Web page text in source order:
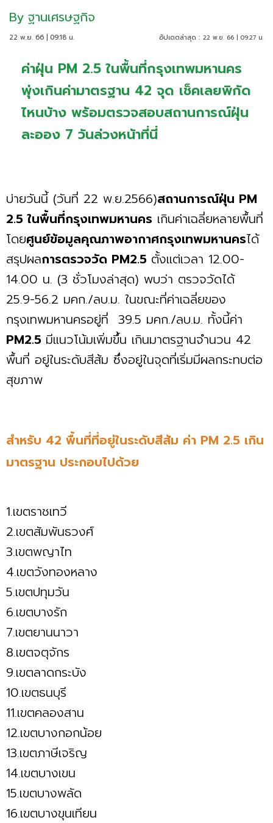
By ฐานเศรษฐกิจ
22 พ.ย. 66 | 09:18 น. อัปเดตล่าสุด : 22 พ.ย. 66 | 09:27 น.
ค่าฝุ่น PM 2.5 ในพื้นที่กรุงเทพมหานคร
พุ่งเกินค่ามาตรฐาน 42 จุด เช็คเลยพิกัด
ไหนบ้าง พร้อมตรวจสอบสถานการณ์ฝุ่น
ละออง 7 วันล่วงหน้าที่นี่
บ่ายวันนี้ (วันที่ 22 พ.ย.2566)สถานการณ์ฝุ่น PM
2.5 ในพื้นที่กรุงเทพมหานคร เกินค่าเฉลี่ยหลายพื้นที่
โดยศูนย์ข้อมูลคุณภาพอากาศกรุงเทพมหานครได้
สรุปผลการตรวจวัด PM2.5 ตั้งแต่เวลา 12.00-
14.00 น. (3 ชั่วโมงล่าสุด) พบว่า ตรวจวัดได้
25.9-56.2 มคก./ลบ.ม. ในขณะที่ค่าเฉลี่ยของ
กรุงเทพมหานครอยู่ที่ 39.5 มคก./ลบ.ม. ทั้งนี้ค่า
PM2.5 มีแนวโน้มเพิ่มขึ้น เกินมาตรฐานจำนวน 42
พื้นที่ อยู่ในระดับสีส้ม ซึ่งอยู่ในจุดที่เริ่มมีผลกระทบต่อ
สุขภาพ
สำหรับ 42 พื้นที่ที่อยู่ในระดับสีส้ม ค่า PM 2.5 เกิน
มาตรฐาน ประกอบไปด้วย
1.เขตราชเทวี
2.เขตสัมพันธวงศ์
3.เขตพญาไท
4.เขตวังทองหลาง
5.เขตปทุมวัน
6.เขตบางรัก
7.เขตยานนาวา
8.เขตจตุจักร
9.เขตลาดกระบัง
10.เขตธนบุรี
11.เขตคลองสาน
12.เขตบางกอกน้อย
13.เขตภาษีเจริญ
14.เขตบางเขน
15.เขตบางพลัด
16.เขตบางขุนเทียน